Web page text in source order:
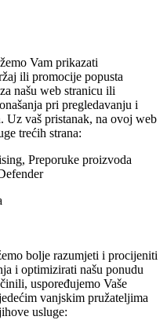
Vam prikazati
ili promocije popusta
našu web stranicu ili
pri pregledavanju i
vaš pristanak, na ovoj web
trećih strana:
Preporuke proizvoda
bolje razumjeti i procijeniti
i optimizirati našu ponudu
uspoređujemo Vaše
vanjskim pružateljima
usluge: